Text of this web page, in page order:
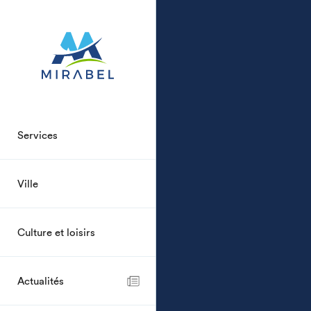
Services
Ville
Culture et loisirs
Actualités